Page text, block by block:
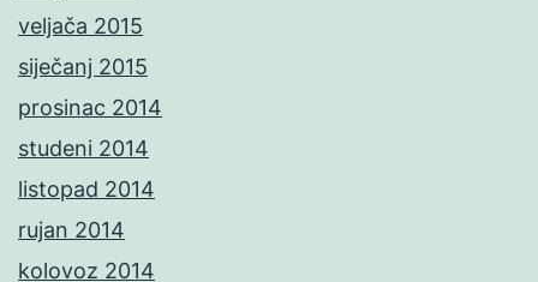
veljača 2015
siječanj 2015
prosinac 2014
studeni 2014
listopad 2014
rujan 2014
kolovoz 2014